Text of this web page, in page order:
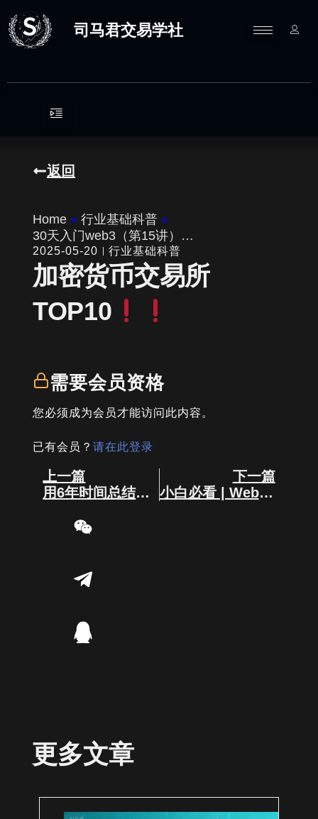
至
内
司马君交易学社
返回
Home » 行业基础科普 »
30天入门web3（第15讲）…
2025-05-20 行业基础科普
加密货币交易所
TOP10
需要会员资格
您必须成为会员才能访问此内容。
已有会员？ 请在此登录
Prev
上一篇
用6年时间总结出来的18条币圈经验！
下一篇
小白必看 | Web3工具大全，赶紧收藏！
更多文章